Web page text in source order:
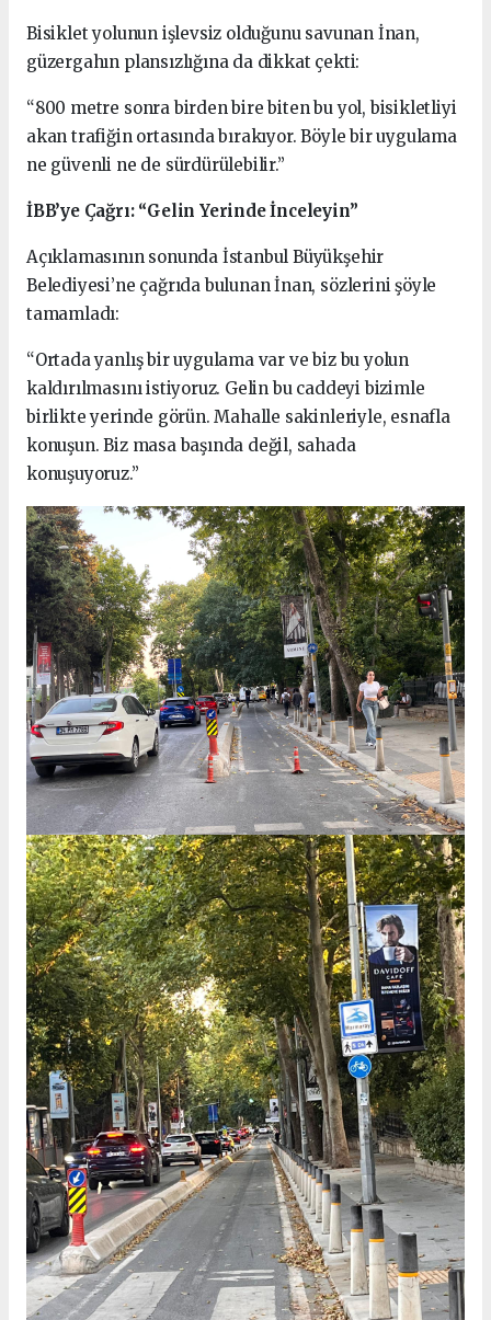
Bisiklet yolunun işlevsiz olduğunu savunan İnan,
güzergahın plansızlığına da dikkat çekti:
“800 metre sonra birden bire biten bu yol, bisikletliyi
akan trafiğin ortasında bırakıyor. Böyle bir uygulama
ne güvenli ne de sürdürülebilir.”
İBB’ye Çağrı: “Gelin Yerinde İnceleyin”
Açıklamasının sonunda İstanbul Büyükşehir
Belediyesi’ne çağrıda bulunan İnan, sözlerini şöyle
tamamladı:
“Ortada yanlış bir uygulama var ve biz bu yolun
kaldırılmasını istiyoruz. Gelin bu caddeyi bizimle
birlikte yerinde görün. Mahalle sakinleriyle, esnafla
konuşun. Biz masa başında değil, sahada
konuşuyoruz.”